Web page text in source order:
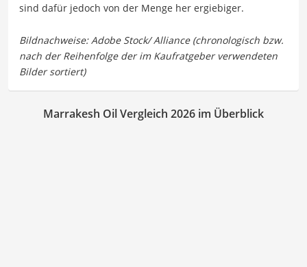
sind dafür jedoch von der Menge her ergiebiger.
Marrakesh Oil Vergleich 2026 im Überblick